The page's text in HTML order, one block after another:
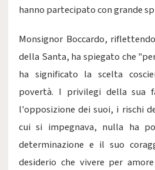
hanno partecipato con grande
Monsignor Boccardo,
della Santa, ha spiegato che
ha significato la scelta
povertà. I privilegi della sua
l'opposizione dei suoi, i rischi
cui si impegnava, nulla ha
determinazione e il suo
desiderio che vivere per